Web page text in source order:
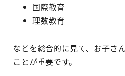
国際教育
理数教育
などを総合的に見て、お子さ
ことが重要です。